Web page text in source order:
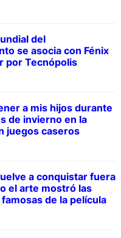
del
se asocia con Fénix
por Tecnópolis
a mis hijos durante
de invierno en la
juegos caseros
a conquistar fuera
el arte mostró las
de la película